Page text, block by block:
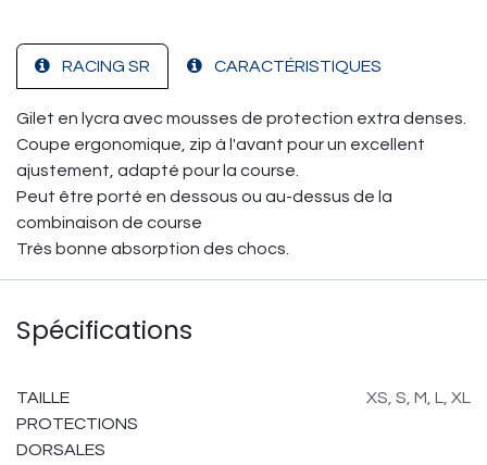
RACING SR CARACTÉRISTIQUES
Gilet en lycra avec mousses de protection extra denses.
Coupe ergonomique, zip à l'avant pour un excellent
ajustement, adapté pour la course.
Peut être porté en dessous ou au-dessus de la
combinaison de course
Très bonne absorption des chocs.
Spécifications
TAILLE
PROTECTIONS
DORSALES
XS S M L XL